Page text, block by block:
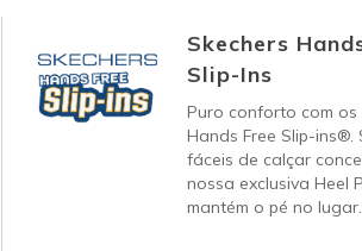
Skechers
Slip-Ins
Puro conforto com os
Hands Free Slip-ins®.
fáceis de calçar
nossa exclusiva Heel
mantém o pé no lugar.